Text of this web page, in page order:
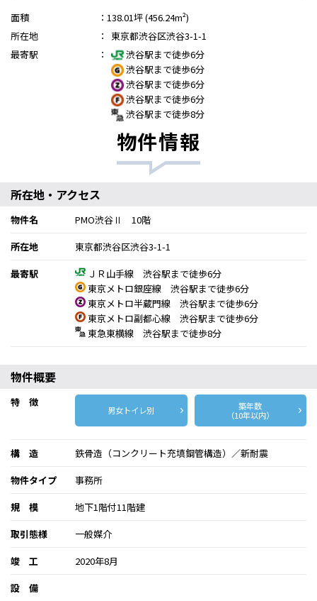
面積 ： 138.01坪 (456.24m²)
所在地
：
東京都渋谷区渋谷3-1-1
最寄駅
：
渋谷駅まで徒歩6分
渋谷駅まで徒歩6分
渋谷駅まで徒歩6分
渋谷駅まで徒歩6分
渋谷駅まで徒歩8分
物件情報
所在地・アクセス
物件名
PMO渋谷Ⅱ 10階
所在地
東京都渋谷区渋谷3-1-1
最寄駅
ＪＲ山手線 渋谷駅まで徒歩6分
東京メトロ銀座線 渋谷駅まで徒歩6分
東京メトロ半蔵門線 渋谷駅まで徒歩6分
東京メトロ副都心線 渋谷駅まで徒歩6分
東急東横線 渋谷駅まで徒歩8分
物件概要
特 徴
男女トイレ別
築年数
（10年以内）
構 造
鉄骨造（コンクリート充填鋼管構造）／新耐震
物件タイプ
事務所
規 模
地下1階付11階建
取引態様
一般媒介
竣 工
2020年8月
設 備